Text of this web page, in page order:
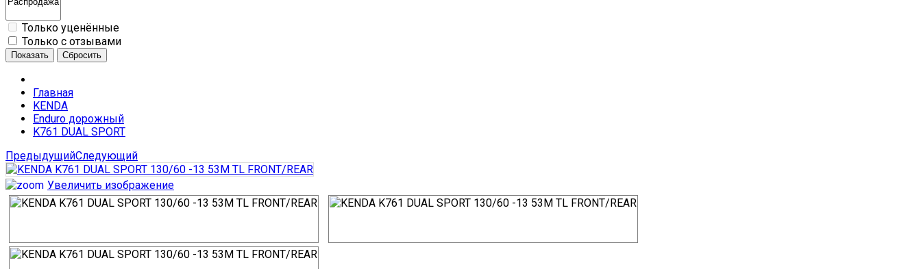
Только уценённые
Только с отзывами
Показать Сбросить
Главная
KENDA
Enduro дорожный
K761 DUAL SPORT
ПредыдущийСледующий
Увеличить изображение